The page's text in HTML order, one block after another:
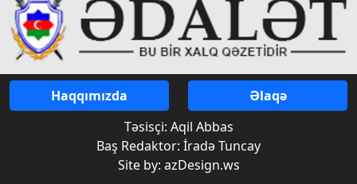
Haqqımızda
Əlaqə
Təsisçi: Aqil Abbas
Baş Redaktor: İradə Tuncay
Site by: azDesign.ws